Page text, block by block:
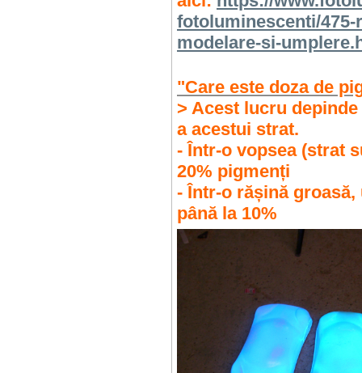
fotoluminescenti/
modelare-si-
"Care este doza de
> Acest lucru
a acestui strat.
- Într-o vopsea (strat
20% pigmenți
- Într-o rășină
până la 10%